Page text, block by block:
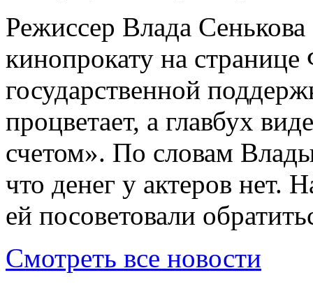
Режиссер Влада
кинопрокату на
государственной
процветает, а главбух
счетом». По словам
что денег у актеров нет.
ей посоветовали
Смотреть все новости